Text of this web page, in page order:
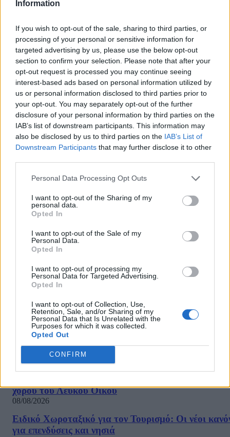
Information
If you wish to opt-out of the sale, sharing to third parties, or
processing of your personal or sensitive information for
targeted advertising by us, please use the below opt-out
section to confirm your selection. Please note that after your
opt-out request is processed you may continue seeing
interest-based ads based on personal information utilized by
us or personal information disclosed to third parties prior to
your opt-out. You may separately opt-out of the further
disclosure of your personal information by third parties on the
IAB’s list of downstream participants. This information may
also be disclosed by us to third parties on the IAB’s List of
Downstream Participants that may further disclose it to other
Personal Data Processing Opt Outs
I want to opt-out of the Sharing of my
personal data.
Opted In
I want to opt-out of the Sale of my
Personal Data.
Opted In
I want to opt-out of processing my
Personal Data for Targeted Advertising.
Opted In
I want to opt-out of Collection, Use,
Retention, Sale, and/or Sharing of my
Personal Data that Is Unrelated with the
Purposes for which it was collected.
Opted Out
CONFIRM
τους εκπροσώπους της Ένωσης...
180.000 οφειλέτες προστατεύονται με το
15/02/2019
Πιο περιορισμένη είναι η δεξαμενή προστασίας των οφειλετών
μετά το σχέδιο προστασίας που συμφώνησαν Κυβέρνηση και
Τραπεζίτες. Σύμφωνα με το σχέδιο αυτό, προστατεύονται 180.000
οφειλέτες με συνολικό υπόλοιπο οφειλής €10 δισ., από τα οποία τα
Σελίδα 2 από 3
ΡΟΗ ΕΙΔΗΣΕΩΝ
Ο Τραμπ προσφεύγει στο Ανώτατο Δικαστήριο:
χορού του Λευκού Οίκου
08/08/2026
Ειδικό Χωροταξικό για τον Τουρισμό: Οι νέοι
για επενδύσεις και νησιά